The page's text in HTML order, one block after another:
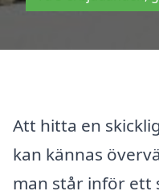
Att hitta en
kan kännas
man står inför ett